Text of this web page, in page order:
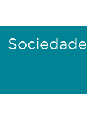
Sociedade